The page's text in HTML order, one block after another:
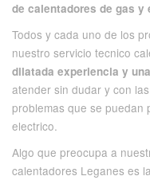
de calentadores de gas y
Todos y cada uno de los
nuestro servicio tecnico
dilatada experiencia y
atender sin dudar y con
problemas que se
electrico.
Algo que preocupa a
calentadores Leganes es